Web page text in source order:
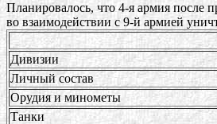
Планировалось, что 4-я армия после
во взаимодействии с 9-й армией
Дивизии
Личный состав
Орудия и минометы
Танки